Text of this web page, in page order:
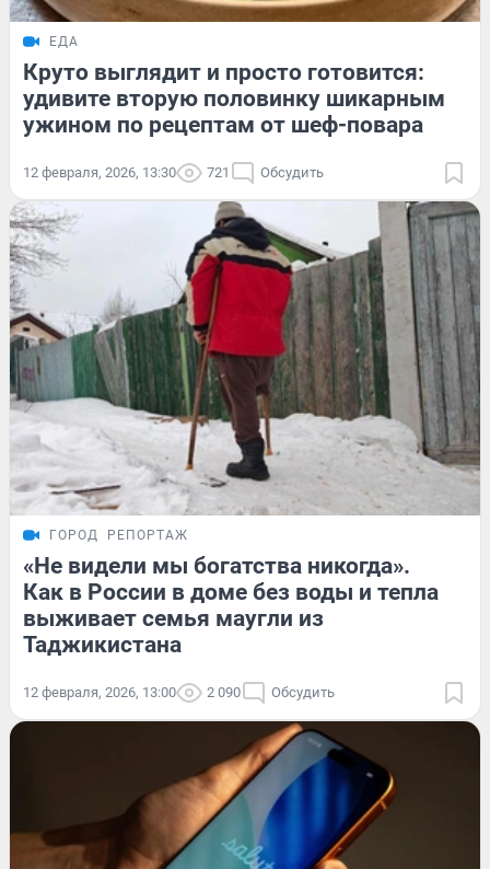
ЕДА
Круто выглядит и просто готовится:
удивите вторую половинку шикарным
ужином по рецептам от шеф-повара
12 февраля, 2026, 13:30 721 Обсудить
ГОРОД РЕПОРТАЖ
«Не видели мы богатства никогда».
Как в России в доме без воды и тепла
выживает семья маугли из
Таджикистана
12 февраля, 2026, 13:00 2 090 Обсудить